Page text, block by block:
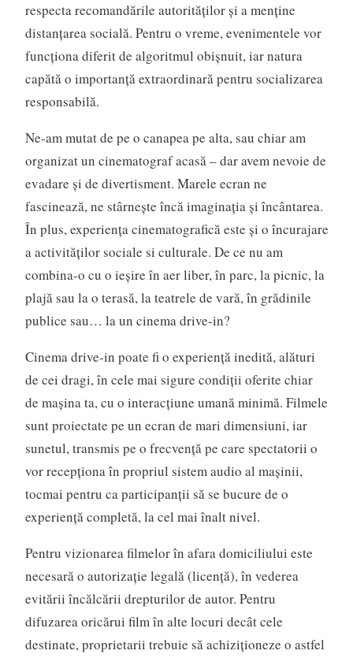
respecta recomandările autorităților și a menține
distanțarea socială. Pentru o vreme, evenimentele vor
funcționa diferit de algoritmul obișnuit, iar natura
capătă o importanță extraordinară pentru socializarea
responsabilă.
Ne-am mutat de pe o canapea pe alta, sau chiar am
organizat un cinematograf acasă – dar avem nevoie de
evadare și de divertisment. Marele ecran ne
fascinează, ne stârnește încă imaginația și încântarea.
În plus, experiența cinematografică este și o încurajare
a activităților sociale si culturale. De ce nu am
combina-o cu o ieșire în aer liber, în parc, la picnic, la
plajă sau la o terasă, la teatrele de vară, în grădinile
publice sau… la un cinema drive-in?
Cinema drive-in poate fi o experiență inedită, alături
de cei dragi, în cele mai sigure condiții oferite chiar
de mașina ta, cu o interacțiune umană minimă. Filmele
sunt proiectate pe un ecran de mari dimensiuni, iar
sunetul, transmis pe o frecvență pe care spectatorii o
vor recepționa în propriul sistem audio al mașinii,
tocmai pentru ca participanții să se bucure de o
experiență completă, la cel mai înalt nivel.
Pentru vizionarea filmelor în afara domiciliului este
necesară o autorizație legală (licență), în vederea
evitării încălcării drepturilor de autor. Pentru
difuzarea oricărui film în alte locuri decât cele
destinate, proprietarii trebuie să achiziționeze o astfel